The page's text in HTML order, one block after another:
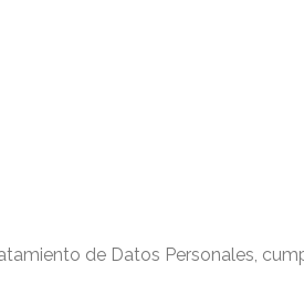
de Datos Personales,